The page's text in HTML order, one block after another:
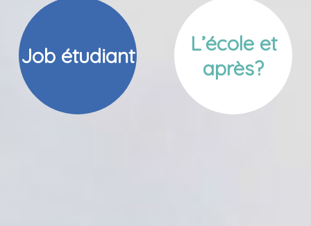
Job étudiant
L’école et
après?